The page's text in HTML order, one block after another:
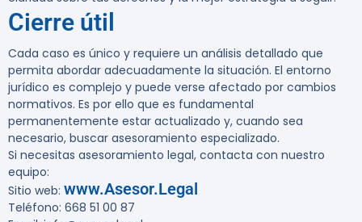
Cierre útil
Cada caso es único y requiere un análisis detallado que
permita abordar adecuadamente la situación. El entorno
jurídico es complejo y puede verse afectado por cambios
normativos. Es por ello que es fundamental
permanentemente estar actualizado y, cuando sea
necesario, buscar asesoramiento especializado.
Si necesitas asesoramiento legal, contacta con nuestro
equipo:
Sitio web: www.Asesor.Legal
Teléfono: 668 51 00 87